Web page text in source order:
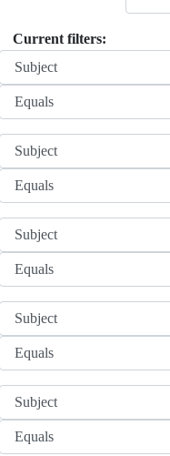
Current filters: